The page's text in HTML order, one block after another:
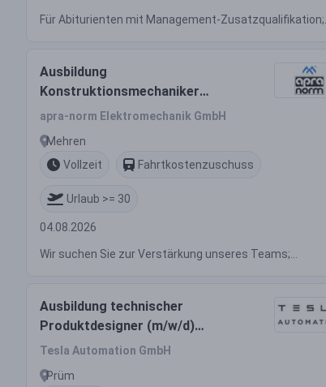
Für Abiturienten mit Management-Zusatzqualifikation;...
Ausbildung
Konstruktionsmechaniker
(m/w/d)
apra-norm Elektromechanik GmbH
Mehren
Vollzeit
Fahrtkostenzuschuss
Urlaub >= 30
04.08.2026
Wir suchen Sie zur Verstärkung unseres Teams;...
Ausbildung technischer
Produktdesigner (m/w/d)
Fachrichtung Maschinen-/
Tesla Automation GmbH
Prüm